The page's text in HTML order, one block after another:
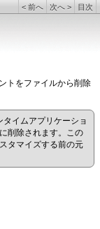
目次
次へ >
< 前へ
トをファイルから削除
イムアプリケーショ
削除されます。この
タマイズする前の元